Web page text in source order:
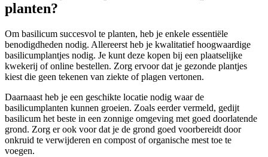
planten?
Om basilicum succesvol te planten, heb je enkele essentiële
benodigdheden nodig. Allereerst heb je kwalitatief hoogwaardige
basilicumplantjes nodig. Je kunt deze kopen bij een plaatselijke
kwekerij of online bestellen. Zorg ervoor dat je gezonde plantjes
kiest die geen tekenen van ziekte of plagen vertonen.
Daarnaast heb je een geschikte locatie nodig waar de
basilicumplanten kunnen groeien. Zoals eerder vermeld, gedijt
basilicum het beste in een zonnige omgeving met goed doorlatende
grond. Zorg er ook voor dat je de grond goed voorbereidt door
onkruid te verwijderen en compost of organische mest toe te
voegen.